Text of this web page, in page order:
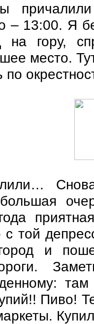
– 13:00. Я
на гору,
место.
по
с той
и
Пиво!